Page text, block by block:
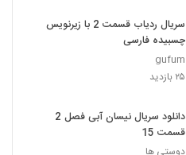
سریال ردیاب قسمت 2 با زیرنویس
چسبیده فارسی
gufum
۲۵ بازدید
دانلود سریال نیسان آبی فصل 2
قسمت 15